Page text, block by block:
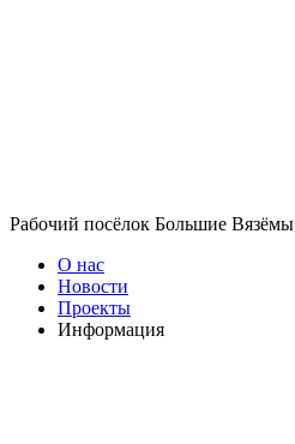
Рабочий посёлок Большие Вязёмы
О нас
Новости
Проекты
Информация